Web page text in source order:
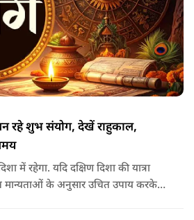
रहे शुभ संयोग, देखें राहुकाल,
में रहेगा. यदि दक्षिण दिशा की यात्रा
मान्यताओं के अनुसार उचित उपाय करके